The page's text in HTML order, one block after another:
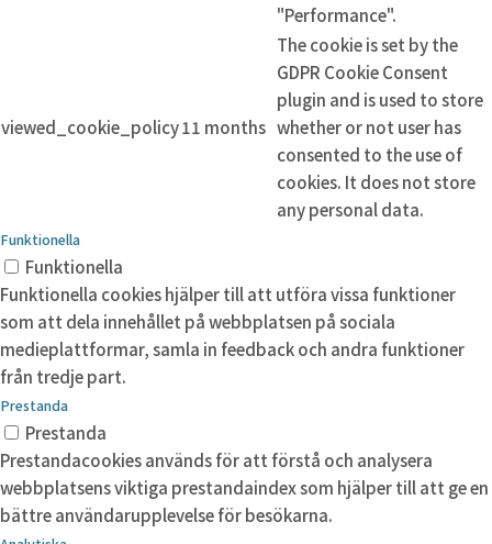
"Performance".
viewed_cookie_policy11 months
The cookie is set by the
GDPR Cookie Consent
plugin and is used to store
whether or not user has
consented to the use of
cookies. It does not store
any personal data.
Funktionella
Funktionella
Funktionella cookies hjälper till att utföra vissa funktioner
som att dela innehållet på webbplatsen på sociala
medieplattformar, samla in feedback och andra funktioner
från tredje part.
Prestanda
Prestanda
Prestandacookies används för att förstå och analysera
webbplatsens viktiga prestandaindex som hjälper till att ge en
bättre användarupplevelse för besökarna.